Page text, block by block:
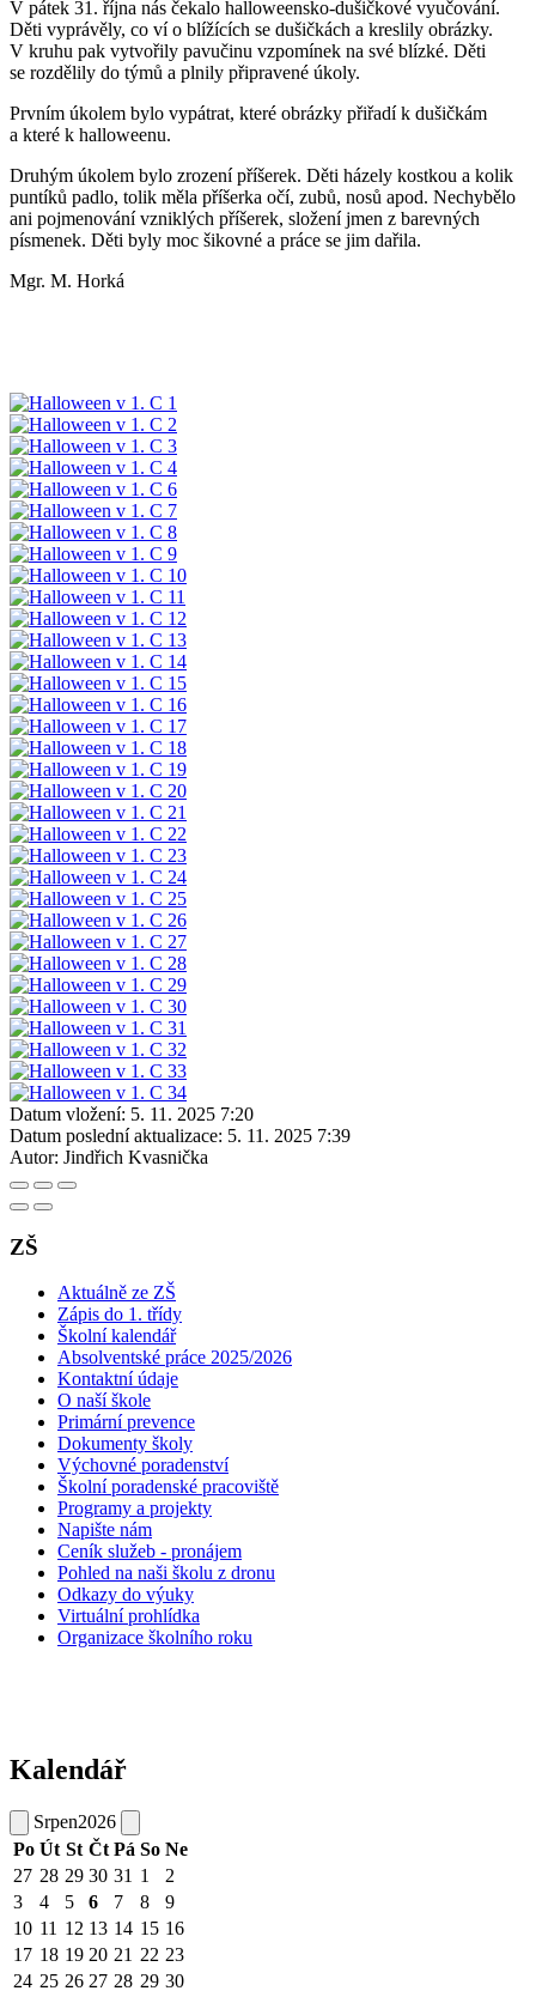
V pátek 31. října nás čekalo halloweensko-dušičkové vyučování.
Děti vyprávěly, co ví o blížících se dušičkách a kreslily obrázky.
V kruhu pak vytvořily pavučinu vzpomínek na své blízké. Děti
se rozdělily do týmů a plnily připravené úkoly.
Prvním úkolem bylo vypátrat, které obrázky přiřadí k dušičkám
a které k halloweenu.
Druhým úkolem bylo zrození příšerek. Děti házely kostkou a kolik
puntíků padlo, tolik měla příšerka očí, zubů, nosů apod. Nechybělo
ani pojmenování vzniklých příšerek, složení jmen z barevných
písmenek. Děti byly moc šikovné a práce se jim dařila.
Mgr. M. Horká
Datum vložení: 5. 11. 2025 7:20
Datum poslední aktualizace: 5. 11. 2025 7:39
Autor: Jindřich Kvasnička
ZŠ
Aktuálně ze ZŠ
Zápis do 1. třídy
Školní kalendář
Absolventské práce 2025/2026
Kontaktní údaje
O naší škole
Primární prevence
Dokumenty školy
Výchovné poradenství
Školní poradenské pracoviště
Programy a projekty
Napište nám
Ceník služeb - pronájem
Pohled na naši školu z dronu
Odkazy do výuky
Virtuální prohlídka
Organizace školního roku
Kalendář
Srpen2026
Po Út St Čt Pá So Ne
27 28 29 30 31 1
2
3
4 5 6 7 8
9
10 11 12 13 14 15 16
17 18 19 20 21 22 23
24 25 26 27 28 29 30